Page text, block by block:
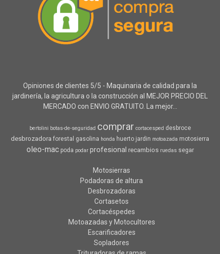
Opiniones de clientes 5/5 - Maquinaria de calidad para la
jardinería, la agricultura o la construcción al MEJOR PRECIO DEL
MERCADO con ENVIO GRATUITO. La mejor...
bertolini botas-de-seguridad comprar cortacesped desbroce
desbrozadora forestal gasolina honda huerto jardin motoazada motosierra
oleo-mac poda podar profesional recambios ruedas segar
Motosierras
Podadoras de altura
Desbrozadoras
Cortasetos
Cortacéspedes
Motoazadas y Motocultores
Escarificadores
Sopladores